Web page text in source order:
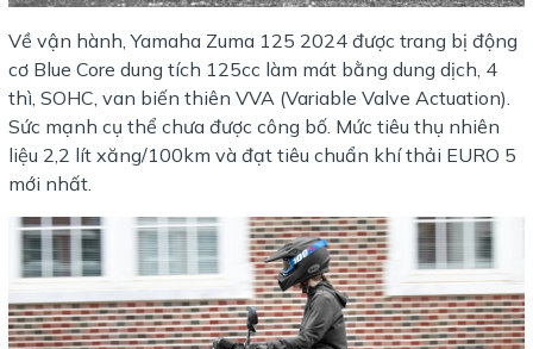
Về vận hành, Yamaha Zuma 125 2024 được trang bị động
cơ Blue Core dung tích 125cc làm mát bằng dung dịch, 4
thì, SOHC, van biến thiên VVA (Variable Valve Actuation).
Sức mạnh cụ thể chưa được công bố. Mức tiêu thụ nhiên
liệu 2,2 lít xăng/100km và đạt tiêu chuẩn khí thải EURO 5
mới nhất.